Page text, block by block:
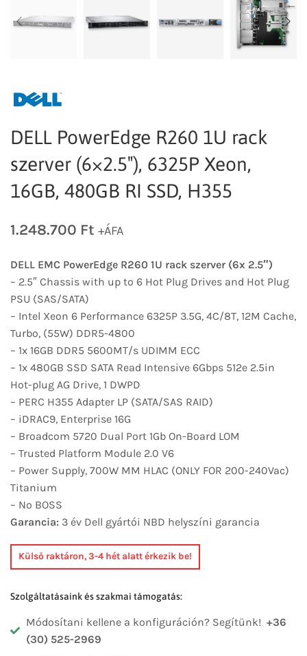
DELL PowerEdge R260 1U rack
szerver (6×2.5″), 6325P Xeon,
16GB, 480GB RI SSD, H355
1.248.700 Ft +ÁFA
DELL EMC PowerEdge R260 1U rack szerver (6x 2.5″)
– 2.5″ Chassis with up to 6 Hot Plug Drives and Hot Plug
PSU (SAS/SATA)
– Intel Xeon 6 Performance 6325P 3.5G, 4C/8T, 12M Cache,
Turbo, (55W) DDR5-4800
– 1x 16GB DDR5 5600MT/s UDIMM ECC
– 1x 480GB SSD SATA Read Intensive 6Gbps 512e 2.5in
Hot-plug AG Drive, 1 DWPD
– PERC H355 Adapter LP (SATA/SAS RAID)
– iDRAC9, Enterprise 16G
– Broadcom 5720 Dual Port 1Gb On-Board LOM
– Trusted Platform Module 2.0 V6
– Power Supply, 700W MM HLAC (ONLY FOR 200-240Vac)
Titanium
– No BOSS
Garancia: 3 év Dell gyártói NBD helyszíni garancia
Külső raktáron, 3-4 hét alatt érkezik be!
Szolgáltatásaink és szakmai támogatás:
Módosítani kellene a konfiguráción? Segítünk! +36
(30) 525-2969